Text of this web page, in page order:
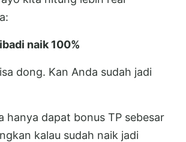
naik 100%
dong. Kan Anda sudah jadi
hanya dapat bonus TP sebesar
kalau sudah naik jadi